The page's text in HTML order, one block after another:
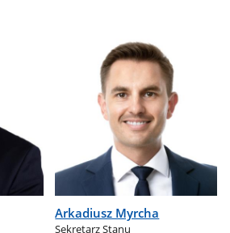
Arkadiusz Myrcha
Sekretarz Stanu